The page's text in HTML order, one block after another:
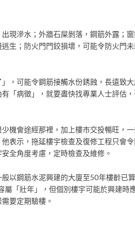
現滲水；外牆石屎剝落，鋼筋外露；
生；防火門門鉸損壞，可能令防火門
，可能令鋼筋接觸水份銹蝕，長遠致
「病徵」，就要盡快找專業人士評估
機會途經那裡，加上樓市交投暢旺，
表示，拖延樓宇檢查及復修工程只會
全角度考慮，定時檢查及維修。
以鋼筋水泥興建的大廈至50年樓齡已
「壯年」，但個別樓宇可能於興建時
要定期驗樓。